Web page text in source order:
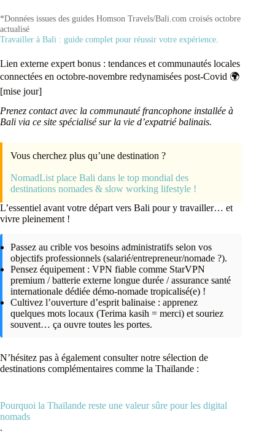
*Données issues des guides Homson Travels/Bali.com croisés octobre
actualisé
Travailler à Bali : guide complet pour réussir votre expérience
Lien externe expert bonus : tendances et communautés locales
connectées en octobre-novembre redynamisées post-Covid 🌍​
[mise jour]
Prenez contact avec la communauté francophone installée à
Bali via ce site spécialisé sur la vie d’expatrié balinais.
Vous cherchez plus qu’une destination ?
NomadList place Bali dans le top mondial des
destinations nomades & slow working lifestyle !
L’essentiel avant votre départ vers Bali pour y travailler… et
vivre pleinement !
Passez au crible vos besoins administratifs selon vos
objectifs professionnels (salarié/entrepreneur/nomade ?).
Pensez équipement : VPN fiable comme StarVPN
premium / batterie externe longue durée / assurance santé
internationale dédiée démo-nomade tropicalisé(e) !
Cultivez l’ouverture d’esprit balinaise : apprenez
quelques mots locaux (Terima kasih = merci) et souriez
souvent… ça ouvre toutes les portes.
N’hésitez pas à également consulter notre sélection de
destinations complémentaires comme la Thaïlande :
Pourquoi la Thaïlande reste une valeur sûre pour les digital
nomads
.